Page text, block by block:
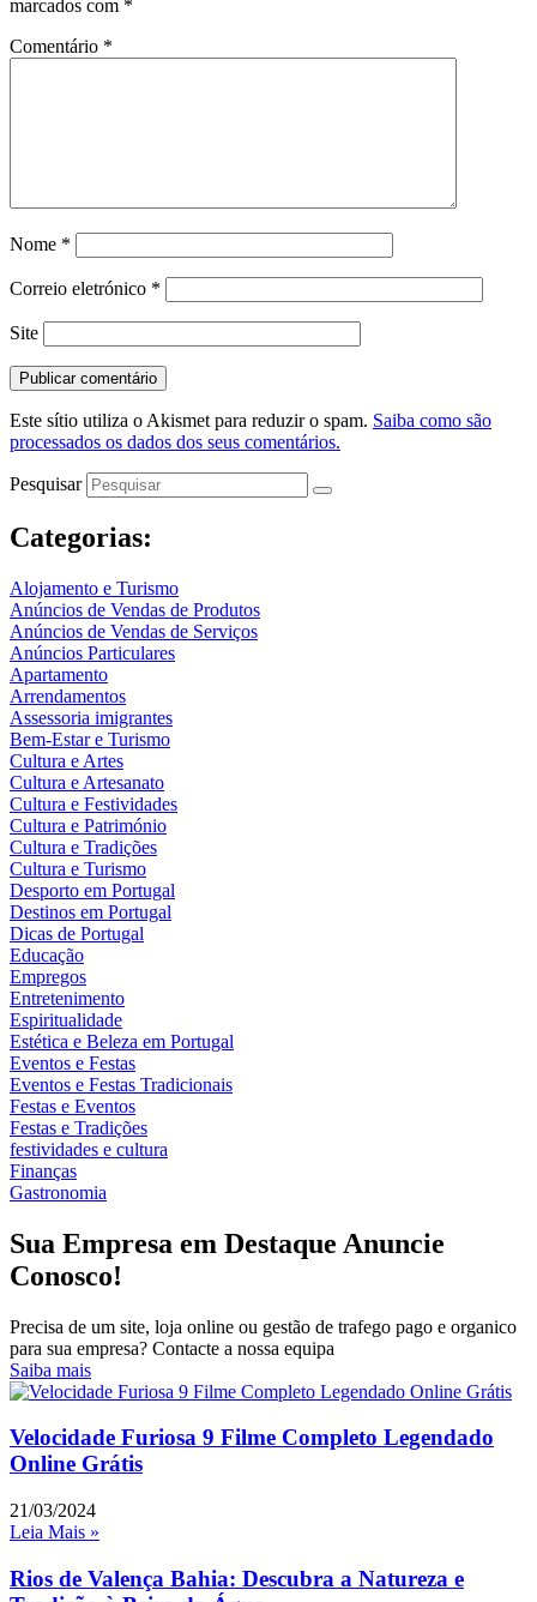
marcados com *
Comentário *
Nome *
Correio eletrónico *
Site
Este sítio utiliza o Akismet para reduzir o spam. Saiba como são
processados os dados dos seus comentários.
Pesquisar
Categorias:
Alojamento e Turismo
Anúncios de Vendas de Produtos
Anúncios de Vendas de Serviços
Anúncios Particulares
Apartamento
Arrendamentos
Assessoria imigrantes
Bem-Estar e Turismo
Cultura e Artes
Cultura e Artesanato
Cultura e Festividades
Cultura e Património
Cultura e Tradições
Cultura e Turismo
Desporto em Portugal
Destinos em Portugal
Dicas de Portugal
Educação
Empregos
Entretenimento
Espiritualidade
Estética e Beleza em Portugal
Eventos e Festas
Eventos e Festas Tradicionais
Festas e Eventos
Festas e Tradições
festividades e cultura
Finanças
Gastronomia
Sua Empresa em Destaque Anuncie
Conosco!
Precisa de um site, loja online ou gestão de trafego pago e organico
para sua empresa? Contacte a nossa equipa
Saiba mais
Velocidade Furiosa 9 Filme Completo Legendado
Online Grátis
21/03/2024
Leia Mais »
Rios de Valença Bahia: Descubra a Natureza e